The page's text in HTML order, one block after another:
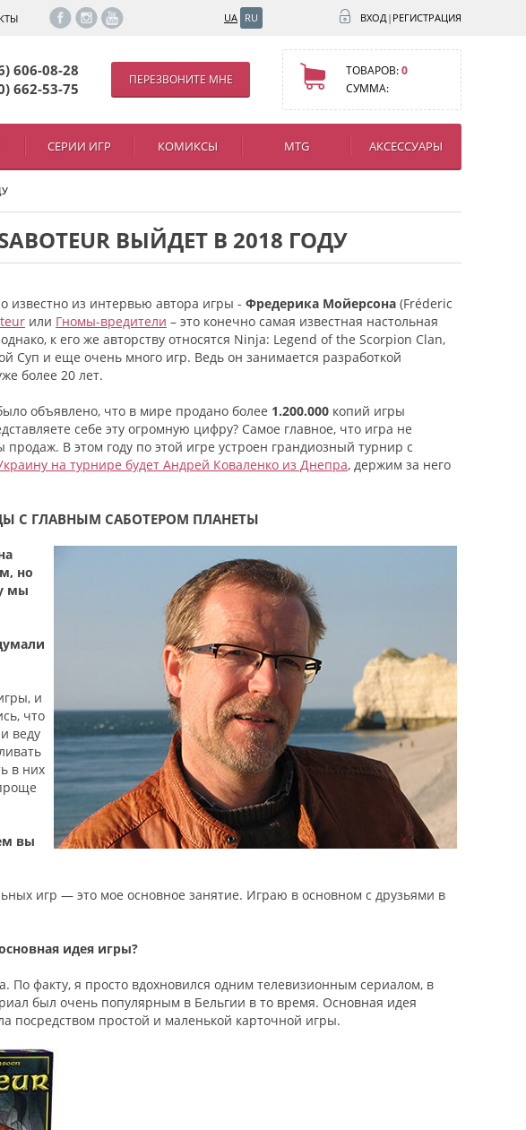
UA RU ВХОД| РЕГИСТРАЦИЯ
606-08-28
662-53-75
ПЕРЕЗВОНИТЕ МНЕ
ТОВАРОВ:0
СУММА:
СЕРИИ ИГР КОМИКСЫ MTG АКСЕССУАРЫ
ВЫЙДЕТ В 2018 ГОДУ
известно из интервью автора игры - Фредерика Мойерсона (Fréderic
или Гномы-вредители – это конечно самая известная настольная
к его же авторству относятся Ninja: Legend of the Scorpion Clan,
Суп и еще очень много игр. Ведь он занимается разработкой
более 20 лет.
объявлено, что в мире продано более 1.200.000 копий игры
себе эту огромную цифру? Самое главное, что игра не
продаж. В этом году по этой игре устроен грандиозный турнир с
на турнире будет Андрей Коваленко из Днепра, держим за него
С ГЛАВНЫМ САБОТЕРОМ ПЛАНЕТЫ
но
мы
и
что
веду
в них
вы
игр — это мое основное занятие. Играю в основном с друзьями в
идея игры?
По факту, я просто вдохновился одним телевизионным сериалом, в
был очень популярным в Бельгии в то время. Основная идея
посредством простой и маленькой карточной игры.